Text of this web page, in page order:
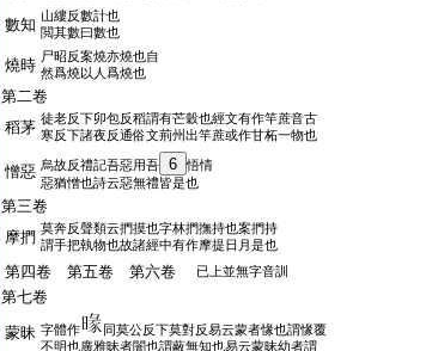
數知 山縷反數計也
閲其數曰數也
燒時 尸昭反案燒亦燒也自
然爲燒以人爲燒也
第二卷
稻茅 徒老反下卯包反稻謂有芒穀也經文有作竿蔗音古
寒反下諸夜反通俗文荊州出竿蔗或作甘柘一物也
憎惡 烏故反禮記吾惡用吾 6
悟情
惡猶憎也詩云惡無禮皆是也
第三卷
摩捫 莫奔反聲類云捫摸也字林捫撫持也案捫持
謂手把執物也故諸經中有作摩提日月是也
第四卷 第五卷 第六卷 已上並無字音訓
第七卷
蒙昧 字體作
同莫公反下莫對反易云蒙者㥟也謂㥟覆
不明也廣雅昧者闇也謂蔽無知也易云蒙昧幼者謂